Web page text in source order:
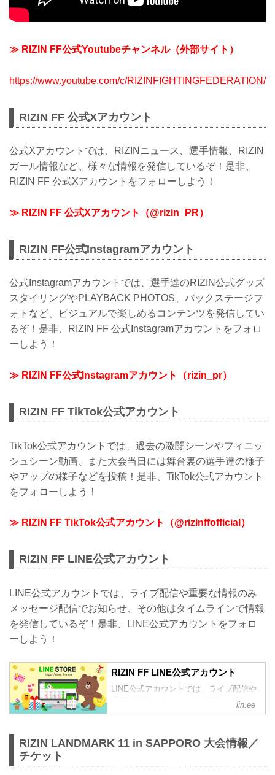
≫ RIZIN FF公式Youtubeチャンネル（外部サイト）
https://www.youtube.com/c/RIZINFIGHTINGFEDERATION/
RIZIN FF 公式Xアカウント
公式Xアカウントでは、RIZINニュース、選手情報、RIZIN
ガール情報など、様々な情報を発信しているぞ！是非、
RIZIN FF 公式Xアカウントをフォローしよう！
≫ RIZIN FF 公式Xアカウント（@rizin_PR）
RIZIN FF公式Instagramアカウント
公式Instagramアカウントでは、選手達のRIZIN公式グッズ
スタイリングやPLAYBACK PHOTOS、バックステージフ
ォトなど、ビジュアルで楽しめるコンテンツを発信してい
るぞ！是非、RIZIN FF 公式Instagramアカウントをフォロ
ーしよう！
≫ RIZIN FF公式Instagramアカウント（rizin_pr）
RIZIN FF TikTok公式アカウント
TikTok公式アカウントでは、過去の激闘シーンやフィニッ
シュシーン動画、また大会当日には舞台裏の選手達の様子
やアップの様子などを投稿！是非、TikTok公式アカウント
をフォローしよう！
≫ RIZIN FF TikTok公式アカウント（@rizinffofficial）
RIZIN FF LINE公式アカウント
LINE公式アカウントでは、ライブ配信や重要な情報のみ
メッセージ配信でお知らせ、その他はタイムラインで情報
を発信しているぞ！是非、LINE公式アカウントをフォロ
ーしよう！
RIZIN FF LINE公式アカウント
LINE公式アカウントでは、ライブ配信や
重要な情報のみメッセージ配信でお知ら
せ、その他はタイムラインで情報を発信
lin.ee
RIZIN LANDMARK 11 in SAPPORO 大会情報／
チケット